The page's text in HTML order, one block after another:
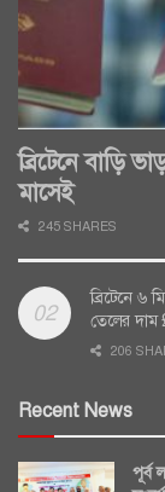
ব্রিটেনে বাড়ি
মাসেই
245 SHARES
ব্রিটেনে ৬
তেলের দাম
206
Recent News
পূর্ব